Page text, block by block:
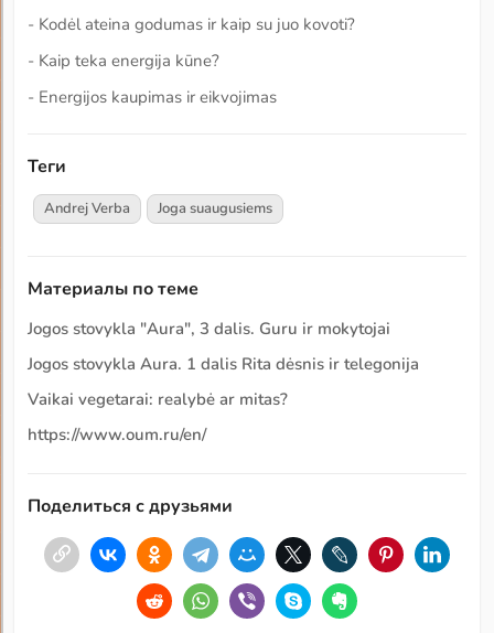
- Kodėl ateina godumas ir kaip su juo kovoti?
- Kaip teka energija kūne?
- Energijos kaupimas ir eikvojimas
Теги
Andrej Verba Joga suaugusiems
Материалы по теме
Jogos stovykla "Aura", 3 dalis. Guru ir mokytojai
Jogos stovykla Aura. 1 dalis Rita dėsnis ir telegonija
Vaikai vegetarai: realybė ar mitas?
https://www.oum.ru/en/
Поделиться с друзьями